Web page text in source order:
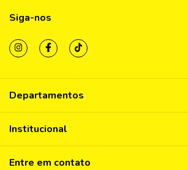
Siga-nos
Departamentos
Institucional
Entre em contato